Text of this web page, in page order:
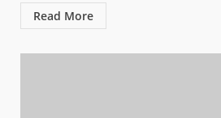
Read More